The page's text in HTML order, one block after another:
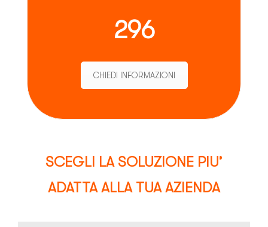
296
CHIEDI INFORMAZIONI
SCEGLI LA SOLUZIONE PIU’
ADATTA ALLA TUA AZIENDA